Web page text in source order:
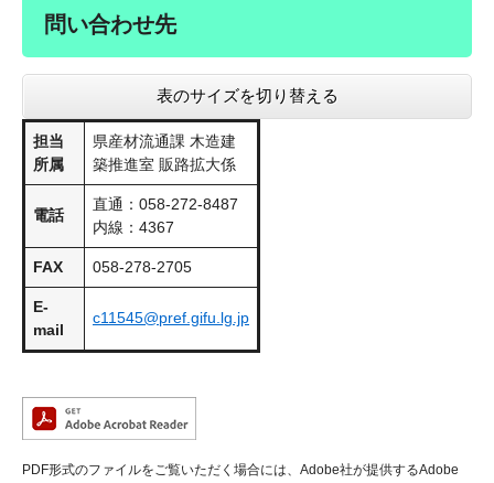
問い合わせ先
表のサイズを切り替える
担当
所属
県産材流通課 木造建
築推進室 販路拡大係
電話
直通：058-272-8487
内線：4367
FAX 058-278-2705
E-
mail
c11545@pref.gifu.lg.jp
PDF形式のファイルをご覧いただく場合には、Adobe社が提供するAdobe